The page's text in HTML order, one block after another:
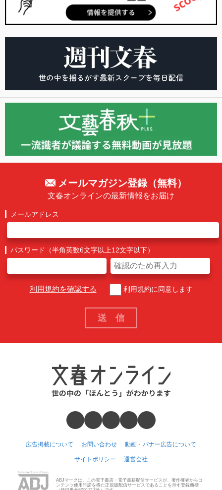
メールマガジン登録（無料）
文春オンラインの最新情報をお届け
メールアドレス
パスワード（半角英数6文字以上12文字以下）
利用規約を確認する 利用規約に同意します
広告掲載について お問い合わせ 動画・バナー広告について
サイトポリシー 運営会社
ABJマークは、この電子書店・電子書籍配信サービスが、著作権者からコ
ンテンツ使用許諾を得た正規版配信サービスであることを示す登録商標